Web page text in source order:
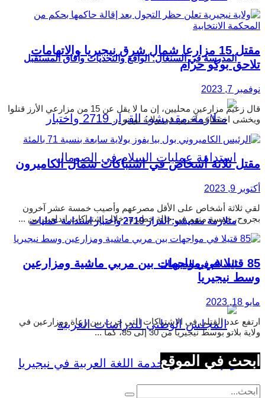
المدرسة في السنغال: الواقع والتحديات وآفاق المستقبل
متلازمة مقديشو: القرار 2719 واختبار استدامة عمليات
السلام في الصومال
مقتل 15 مزارعا شمال شرق نيجيريا والاتهامات
تلاحق بوكو حرام
نوفمبر 7, 2023
قال زعيم مزارعين محليين، إن ما لا يقل عن 15 من مزارعي الأرز قتلوا
ويخشى اختطاف آخرين في ولاية بورنو ...
مقتل ثلاثة أشخاص في اشتباكات شمال الكاميرون
أكتوبر 9, 2023
لقي ثلاثة أشخاص على الأقل مصرعهم وأصيب خمسة عشر آخرون
بجروح، خمسة منهم في حالة خطيرة، خلال اشتباكات اندلعت بين ...
85 قتيلا في مواجهات بين مربي ماشية ومزارعين
وسط نيجيريا
مايو 18, 2023
ارتفع عدد القتلى في الاشتباكات التي جرت بين رعاة ومزارعين في
ولاية بلاتو بوسط نيجيريا من 30 إلى 85، كما ...
ابحث في الموقع